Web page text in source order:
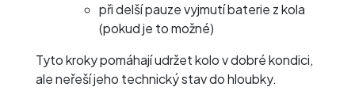
při delší pauze vyjmutí baterie z kola
(pokud je to možné)
Tyto kroky pomáhají udržet kolo v dobré kondici,
ale neřeší jeho technický stav do hloubky.